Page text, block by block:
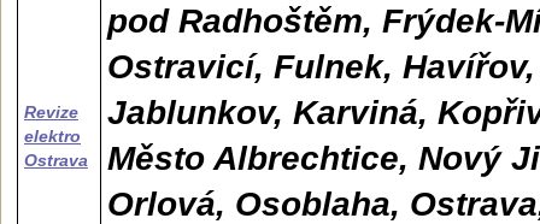
Revize
elektro
Ostrava
pod Radhoštěm, Frýdek-
Ostravicí, Fulnek,
Jablunkov, Karviná,
Město Albrechtice, Nový
Orlová, Osoblaha,